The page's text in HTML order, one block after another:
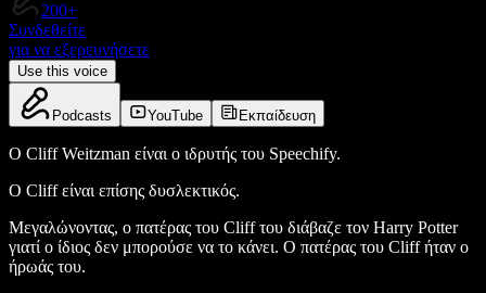
200+
Συνδεθείτε
για να εξερευνήσετε
Use this voice
Podcasts YouTube Εκπαίδευση
Ο Cliff Weitzman είναι ο ιδρυτής του Speechify.
Ο Cliff είναι επίσης δυσλεκτικός.
Μεγαλώνοντας, ο πατέρας του Cliff του διάβαζε τον Harry Potter
γιατί ο ίδιος δεν μπορούσε να το κάνει. Ο πατέρας του Cliff ήταν ο
ήρωάς του.